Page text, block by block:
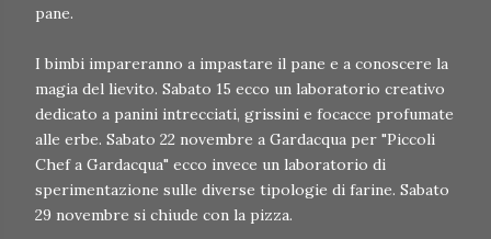
pane.
I bimbi impareranno a impastare il pane e a conoscere la
magia del lievito. Sabato 15 ecco un laboratorio creativo
dedicato a panini intrecciati, grissini e focacce profumate
alle erbe. Sabato 22 novembre a Gardacqua per "Piccoli
Chef a Gardacqua" ecco invece un laboratorio di
sperimentazione sulle diverse tipologie di farine. Sabato
29 novembre si chiude con la pizza.